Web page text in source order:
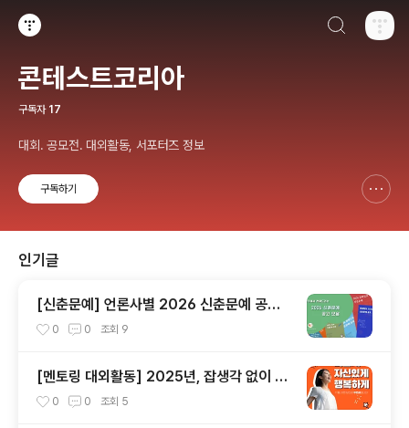
콘테스트코리아
구독자 17
대회. 공모전. 대외활동, 서포터즈 정보
구독하기
인기글
[신춘문예] 언론사별 2026 신춘문예 공고
모음
0 0 조회 9
[멘토링 대외활동] 2025년, 잡생각 없이 가
장 '나답게' 성공하는 법 ㅣ자기계발 명상캠프
0 0 조회 5